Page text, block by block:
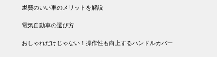
燃費のいい車のメリットを解説
電気自動車の選び方
おしゃれだけじゃない！操作性も向上するハンドルカバー